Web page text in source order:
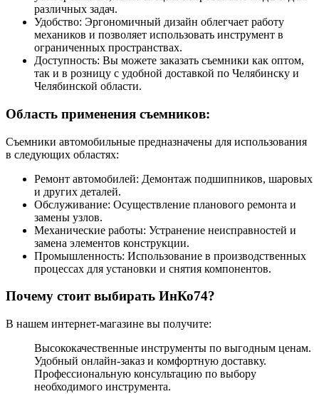
различных задач.
Удобство: Эргономичный дизайн облегчает работу
механиков и позволяет использовать инструмент в
ограниченных пространствах.
Доступность: Вы можете заказать съемники как оптом,
так и в розницу с удобной доставкой по Челябинску и
Челябинской области.
Область применения съемников:
Съемники автомобильные предназначены для использования
в следующих областях:
Ремонт автомобилей: Демонтаж подшипников, шаровых
и других деталей.
Обслуживание: Осуществление планового ремонта и
замены узлов.
Механические работы: Устранение неисправностей и
замена элементов конструкции.
Промышленность: Использование в производственных
процессах для установки и снятия компонентов.
Почему стоит выбирать ИнКо74?
В нашем интернет-магазине вы получите:
Высококачественные инструменты по выгодным ценам.
Удобный онлайн-заказ и комфортную доставку.
Профессиональную консультацию по выбору
необходимого инструмента.